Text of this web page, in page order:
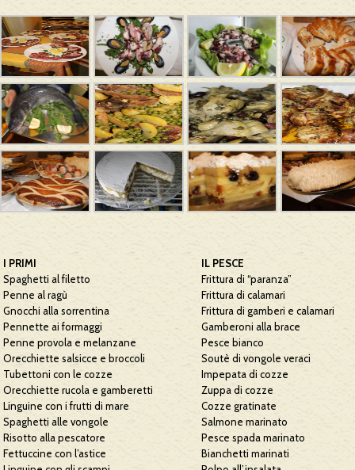
I PRIMI
IL PESCE
Spaghetti al filetto
Frittura di “paranza”
Penne al ragù
Frittura di calamari
Gnocchi alla sorrentina
Frittura di gamberi e calamari
Pennette ai formaggi
Gamberoni alla brace
Penne provola e melanzane
Pesce bianco
Orecchiette salsicce e broccoli
Soutè di vongole veraci
Tubettoni con le cozze
Impepata di cozze
Orecchiette rucola e gamberetti
Zuppa di cozze
Linguine con i frutti di mare
Cozze gratinate
Spaghetti alle vongole
Salmone marinato
Risotto alla pescatore
Pesce spada marinato
Fettuccine con l’astice
Bianchetti marinati